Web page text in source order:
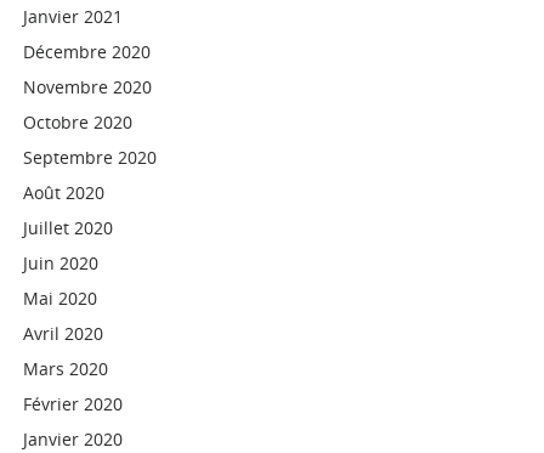
Janvier 2021
Décembre 2020
Novembre 2020
Octobre 2020
Septembre 2020
Août 2020
Juillet 2020
Juin 2020
Mai 2020
Avril 2020
Mars 2020
Février 2020
Janvier 2020